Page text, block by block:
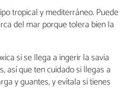
tropical y mediterráneo. Puede
del mar porque tolera bien la
si se llega a ingerir la savia
así que ten cuidado si llegas a
y guantes, y evítala si tienes